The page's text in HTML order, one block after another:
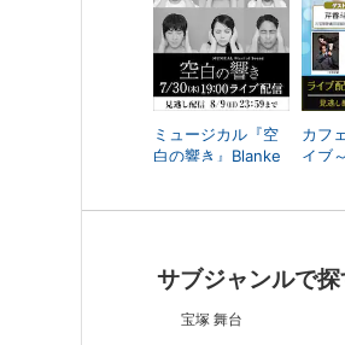
ミュージカル『空
白の響き』Blanke
カフ
イブ
サブジャンルで
宝塚 舞台